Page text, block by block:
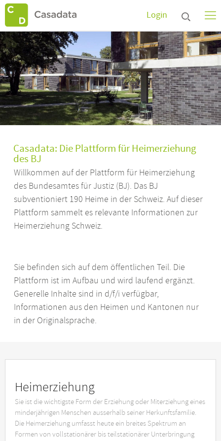
Login
Casadata: Die Plattform für Heimerziehung
des BJ
Willkommen auf der Plattform für Heimerziehung
des Bundesamtes für Justiz (BJ). Das BJ
subventioniert 190 Heime in der Schweiz. Auf dieser
Plattform sammelt es relevante Informationen zur
Heimerziehung Schweiz.
Sie befinden sich auf dem öffentlichen Teil. Die
Plattform ist im Aufbau und wird laufend ergänzt.
Generelle Inhalte sind in d/f/i verfügbar,
Informationen aus den Heimen und Kantonen nur
in der Originalsprache.
Heimerziehung
Sie ist die wichtigste Form der Erziehung oder Miterziehung eines
minderjährigen Menschen ausserhalb seiner Herkunftsfamilie.
Die Heimerziehung umfasst heute ein breites Spektrum an
Formen von vollstationärer bis teilstationärer Unterbringung